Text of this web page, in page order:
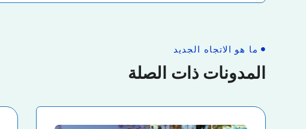
ما هو الاتجاه الجديد
المدونات ذات الصلة